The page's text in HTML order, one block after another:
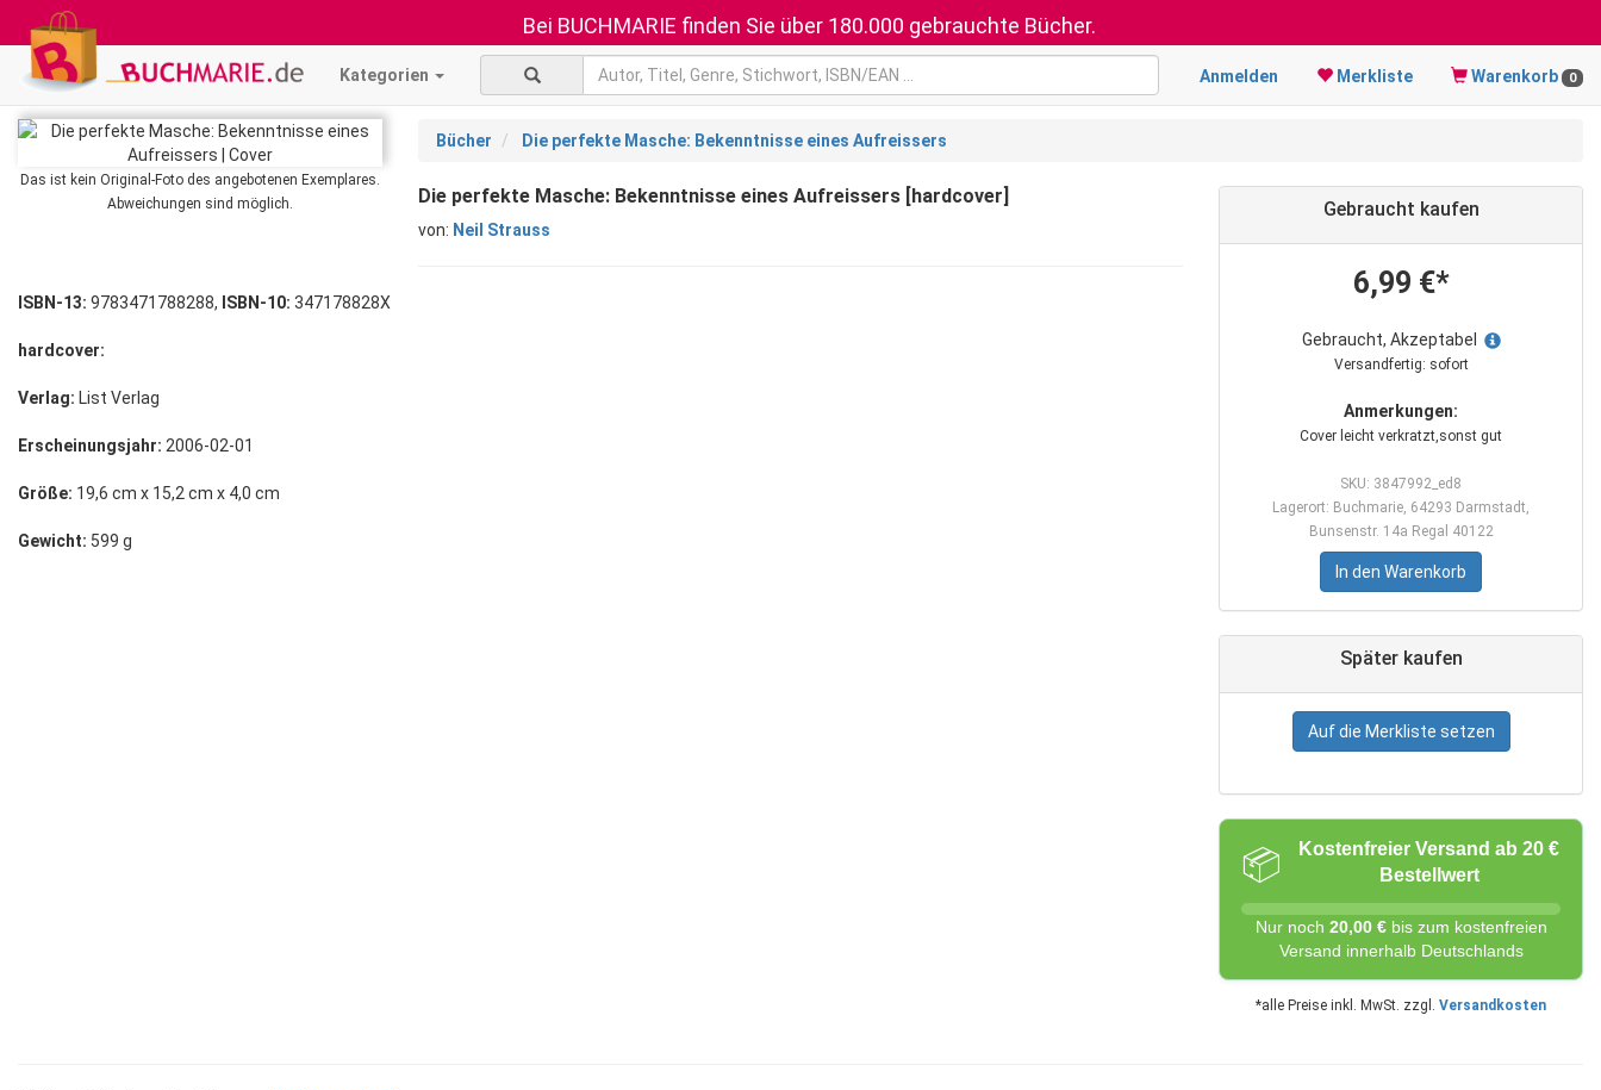
Bei BUCHMARIE finden Sie über 180.000 gebrauchte Bücher.
Kategorien Anmelden Merkliste Warenkorb 0
Das ist kein Original-Foto des angebotenen Exemplares.
Abweichungen sind möglich.
Bücher Die perfekte Masche: Bekenntnisse eines Aufreissers
Die perfekte Masche: Bekenntnisse eines Aufreissers [hardcover]
von: Neil Strauss
Gebraucht kaufen
6,99 €*
Gebraucht, Akzeptabel
Versandfertig: sofort
Anmerkungen:
Cover leicht verkratzt,sonst gut
SKU: 3847992_ed8
Lagerort: Buchmarie, 64293 Darmstadt,
Bunsenstr. 14a Regal 40122
In den Warenkorb
Später kaufen
Auf die Merkliste setzen
📦
Kostenfreier Versand ab 20 €
Bestellwert
Nur noch 20,00 €bis zum kostenfreien
Versand innerhalb Deutschlands
*alle Preise inkl. MwSt. zzgl. Versandkosten
ISBN-13: 9783471788288, ISBN-10: 347178828X
hardcover:
Verlag: List Verlag
Erscheinungsjahr: 2006-02-01
Größe: 19,6 cm x 15,2 cm x 4,0 cm
Gewicht: 599 g